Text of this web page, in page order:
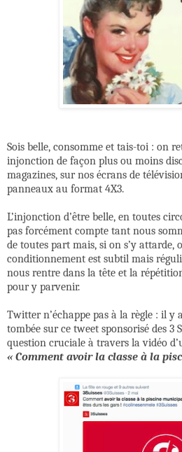
Sois belle, consomme et tais-toi : on
injonction de façon plus ou moins
magazines, sur nos écrans de
panneaux au format 4X3.
L’injonction d’être belle, en toutes
pas forcément compte tant nous
de toutes part mais, si on s’y attarde,
conditionnement est subtil mais
nous rentre dans la tête et la
pour y parvenir.
Twitter n’échappe pas à la règle : il y
tombée sur ce tweet sponsorisé des 3
question cruciale à travers la vidéo
« Comment avoir la classe à la